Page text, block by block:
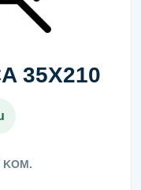
35X210
KOM.